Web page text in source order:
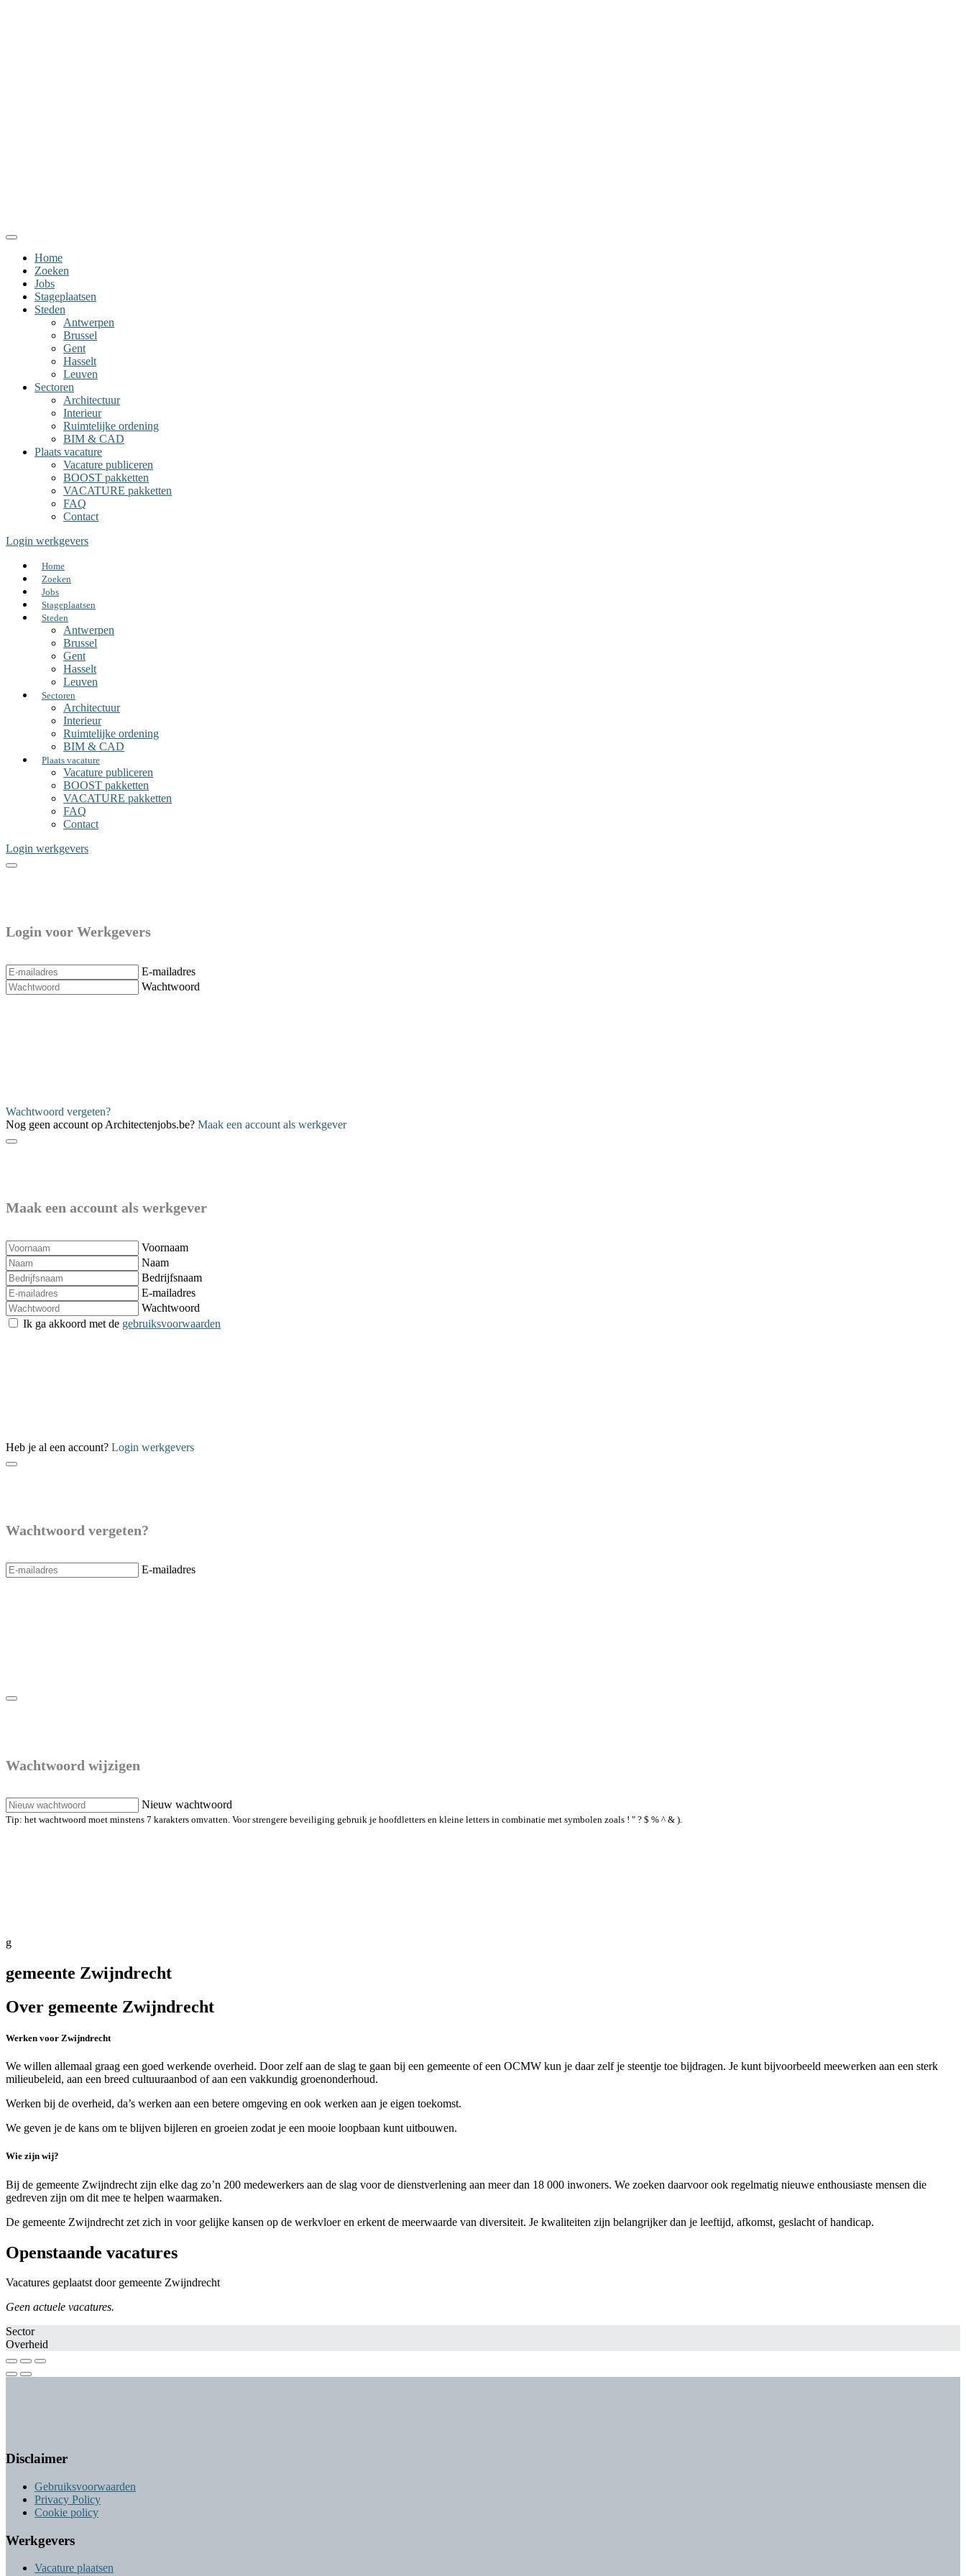
Home
Zoeken
Jobs
Stageplaatsen
Steden
Antwerpen
Brussel
Gent
Hasselt
Leuven
Sectoren
Architectuur
Interieur
Ruimtelijke ordening
BIM & CAD
Plaats vacature
Vacature publiceren
BOOST pakketten
VACATURE pakketten
FAQ
Contact
Login werkgevers
Home
Zoeken
Jobs
Stageplaatsen
Steden
Antwerpen
Brussel
Gent
Hasselt
Leuven
Sectoren
Architectuur
Interieur
Ruimtelijke ordening
BIM & CAD
Plaats vacature
Vacature publiceren
BOOST pakketten
VACATURE pakketten
FAQ
Contact
Login werkgevers
Login voor Werkgevers
E-mailadres
Wachtwoord
Wachtwoord vergeten?
Nog geen account op Architectenjobs.be? Maak een account als werkgever
Maak een account als werkgever
Voornaam
Naam
Bedrijfsnaam
E-mailadres
Wachtwoord
Ik ga akkoord met de gebruiksvoorwaarden
Heb je al een account? Login werkgevers
Wachtwoord vergeten?
E-mailadres
Wachtwoord wijzigen
Nieuw wachtwoord
Tip: het wachtwoord moet minstens 7 karakters omvatten. Voor strengere beveiliging gebruik je hoofdletters en kleine letters in combinatie met symbolen zoals ! " ? $ % ^ & ).
g
gemeente Zwijndrecht
Over gemeente Zwijndrecht
Werken voor Zwijndrecht
We willen allemaal graag een goed werkende overheid. Door zelf aan de slag te gaan bij een gemeente of een OCMW kun je daar zelf je steentje toe bijdragen. Je kunt bijvoorbeeld meewerken aan een sterk
milieubeleid, aan een breed cultuuraanbod of aan een vakkundig groenonderhoud.
Werken bij de overheid, da’s werken aan een betere omgeving en ook werken aan je eigen toekomst.
We geven je de kans om te blijven bijleren en groeien zodat je een mooie loopbaan kunt uitbouwen.
Wie zijn wij?
Bij de gemeente Zwijndrecht zijn elke dag zo’n 200 medewerkers aan de slag voor de dienstverlening aan meer dan 18 000 inwoners. We zoeken daarvoor ook regelmatig nieuwe enthousiaste mensen die
gedreven zijn om dit mee te helpen waarmaken.
De gemeente Zwijndrecht zet zich in voor gelijke kansen op de werkvloer en erkent de meerwaarde van diversiteit. Je kwaliteiten zijn belangrijker dan je leeftijd, afkomst, geslacht of handicap.
Openstaande vacatures
Vacatures geplaatst door gemeente Zwijndrecht
Geen actuele vacatures.
Sector
Overheid
Disclaimer
Gebruiksvoorwaarden
Privacy Policy
Cookie policy
Werkgevers
Vacature plaatsen